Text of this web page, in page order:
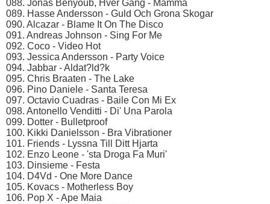
088. Jonas Benyoub, Hver Gang - Mamma
089. Hasse Andersson - Guld Och Grona Skogar
090. Alcazar - Blame It On The Disco
091. Andreas Johnson - Sing For Me
092. Coco - Video Hot
093. Jessica Andersson - Party Voice
094. Jabbar - Aldat?ld?k
095. Chris Braaten - The Lake
096. Pino Daniele - Santa Teresa
097. Octavio Cuadras - Baile Con Mi Ex
098. Antonello Venditti - Di' Una Parola
099. Dotter - Bulletproof
100. Kikki Danielsson - Bra Vibrationer
101. Friends - Lyssna Till Ditt Hjarta
102. Enzo Leone - 'sta Droga Fa Muri'
103. Dinsieme - Festa
104. D4Vd - One More Dance
105. Kovacs - Motherless Boy
106. Pop X - Ape Maia